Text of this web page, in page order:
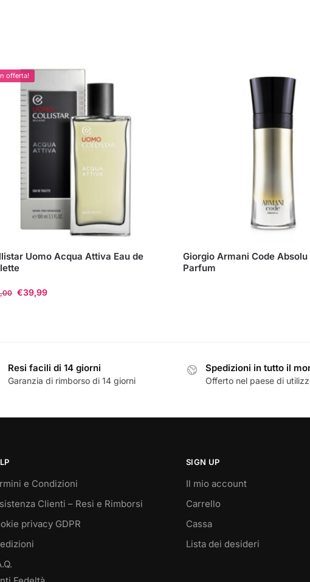
offerta!
Uomo Acqua Attiva Eau de
€39,99
Giorgio Armani Code Absolu
Parfum
Resi facili di 14 giorni
Garanzia di rimborso di 14 giorni
Spedizioni in tutto il
Offerto nel paese di
e Condizioni
Clienti – Resi e Rimborsi
privacy GDPR
SIGN UP
Il mio account
Carrello
Cassa
Lista dei desideri